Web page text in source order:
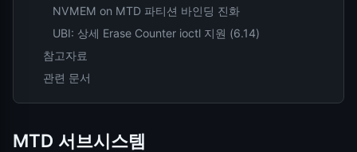
NVMEM on MTD 파티션 바인딩 진화
UBI: 상세 Erase Counter ioctl 지원 (6.14)
참고자료
관련 문서
MTD 서브시스템